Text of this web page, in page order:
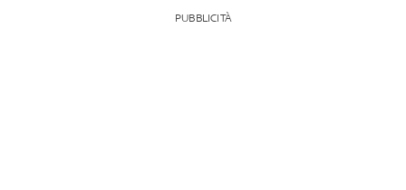
PUBBLICITÀ